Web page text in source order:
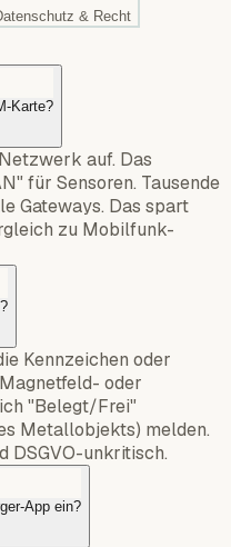
& Recht
Karte?
auf. Das
für Sensoren. Tausende
Gateways. Das spart
zu Mobilfunk-
Kennzeichen oder
oder
"Belegt/Frei"
Metallobjekts) melden.
DSGVO-unkritisch.
App ein?